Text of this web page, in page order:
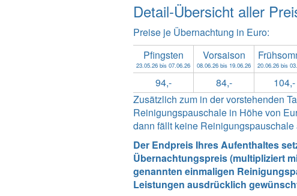
Detail-Übersicht aller
Preise je Übernachtung in Euro:
Pfingsten
23.05.26 bis 07.06.26
Vorsaison
08.06.26 bis 19.06.26 20.06.26 bis
94,- 84,- 104,-
Zusätzlich zum in der vorstehenden
Reinigungspauschale in Höhe von
dann fällt keine Reinigungspauschale
Der Endpreis Ihres Aufenthaltes
Übernachtungspreis (multipliziert
genannten einmaligen
Leistungen ausdrücklich